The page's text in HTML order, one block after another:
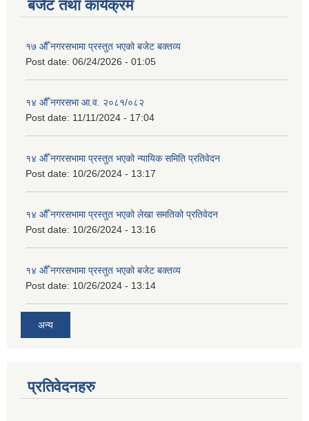
बजेट तथा कार्यक्रम
१७ औँ नगरसभामा प्रस्तुत भएको बजेट बक्तव्य
Post date: 06/24/2026 - 01:05
१४ औँ नगरसभा आ.व. २०८१/०८२
Post date: 11/11/2024 - 17:04
१४ औँ नगरसभामा प्रस्तुत भएको न्यायिक समिति प्रतिवेदन
Post date: 10/26/2024 - 13:17
१४ औँ नगरसभामा प्रस्तुत भएको लेखा समतिको प्रतिवेदन
Post date: 10/26/2024 - 13:16
१४ औँ नगरसभामा प्रस्तुत भएको बजेट बक्तव्य
Post date: 10/26/2024 - 13:14
अन्य
प्रतिवेदनहरु